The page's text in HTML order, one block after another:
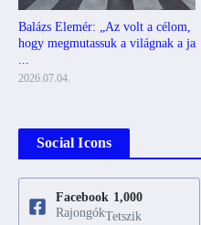
Balázs Elemér: „Az volt a célom,
hogy megmutassuk a világnak a ja
...
2026.07.04.
Social Icons
Facebook 1,000
RajongókTetszik